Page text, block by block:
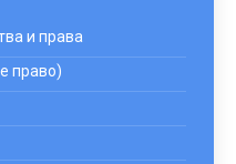
и права
право)